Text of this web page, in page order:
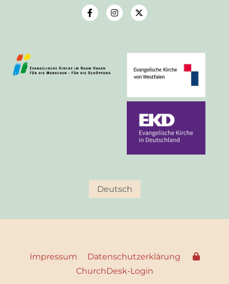
Deutsch
Impressum
Datenschutzerklärung
ChurchDesk-Login